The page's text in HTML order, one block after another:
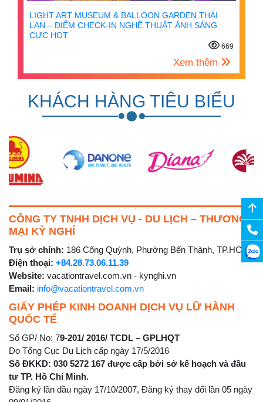
LIGHT ART MUSEUM & BALLOON GARDEN THÁI
LAN – ĐIỂM CHECK-IN NGHỆ THUẬT ÁNH SÁNG
CỰC HOT
669
Xem thêm
KHÁCH HÀNG TIÊU BIỂU
CÔNG TY TNHH DỊCH VỤ - DU LỊCH – THƯƠNG
MẠI KỲ NGHỈ
Trụ sở chính: 186 Cống Quỳnh, Phường Bến Thành, TP.HCM
Điện thoại: +84.28.73.06.11.39
Website: vacationtravel.com.vn - kynghi.vn
Email: info@vacationtravel.com.vn
GIẤY PHÉP KINH DOANH DỊCH VỤ LỮ HÀNH
QUỐC TẾ
Số GP/ No: 79-201/ 2016/ TCDL – GPLHQT
Do Tổng Cục Du Lịch cấp ngày 17/5/2016
Số ĐKKD: 030 5272 167 được cấp bởi sở kế hoạch và đầu
tư TP. Hồ Chí Minh.
Đăng ký lần đầu ngày 17/10/2007, Đăng ký thay đổi lần 05 ngày